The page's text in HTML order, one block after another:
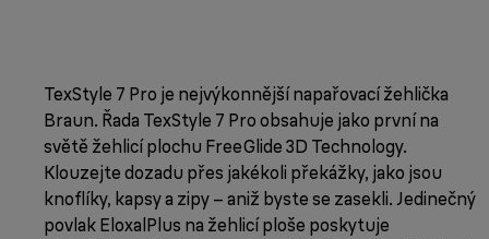
TexStyle 7 Pro je nejvýkonnější napařovací žehlička
Braun. Řada TexStyle 7 Pro obsahuje jako první na
světě žehlicí plochu FreeGlide 3D Technology.
Klouzejte dozadu přes jakékoli překážky, jako jsou
knoflíky, kapsy a zipy – aniž byste se zasekli. Jedinečný
povlak EloxalPlus na žehlicí ploše poskytuje